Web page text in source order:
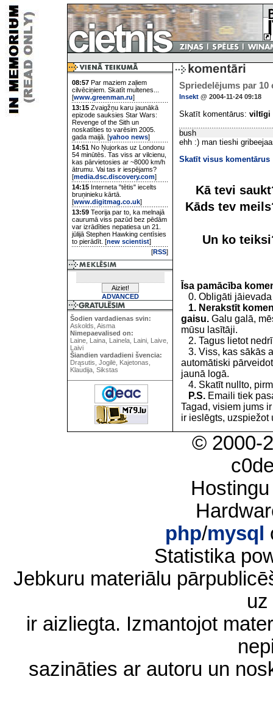
08:57 Par maziem zaļiem
cilvēciņiem. Skatīt multenes...
[www.greenman.ru]
13:15 Zvaigžņu karu jaunākā
epizode sauksies Star Wars:
Revenge of the Sith un
noskatīties to varēsim 2005.
gada maijā. [yahoo news]
14:51 No Ņujorkas uz Londonu
54 minūtēs. Tas viss ar vilcienu,
kas pārvietosies ar ~8000 km/h
ātrumu. Vai tas ir iespējams?
[media.dsc.discovery.com]
14:15 Interneta "tētis" iecelts
bruņinieku kārtā.
[www.digitmag.co.uk]
13:59 Teorija par to, ka melnajā
caurumā viss pazūd bez pēdām
var izrādīties nepatiesa un 21.
jūlijā Stephen Hawking centīsies
to pierādīt. [new scientist]
[RSS]
ADVANCED
Šodien vardadienas svin:
Askolds, Aisma
Nimepaevalised on:
Laine, Laina, Lainela, Laini, Laive,
Laivi
Šiandien vardadieni švencia:
Drąsutis, Jogilė, Kajetonas,
Klaudija, Sikstas
Spriedelējums par 10
Insekt @ 2004-11-24 09:18
Skatīt komentārus: viltīgi
bush
ehh :) man tieshi
Skatīt visus komentārus
Kā tevi
Kāds tev
Un ko
Īsa pamācība
0. Obligāti jāievada
1. Nerakstīt
gaisu. Galu galā,
mūsu lasītāji.
2. Tagus lietot
3. Viss, kas sākās
automātiski
jaunā logā.
4. Skatīt nullto,
P.S. Emaili tiek
Tagad, visiem jums
ir ieslēgts, uzspiežot
© 2000-
php/mysql
Statistika
Jebkuru materiālu
ir aizliegta. Izmantojot
sazināties ar autoru un